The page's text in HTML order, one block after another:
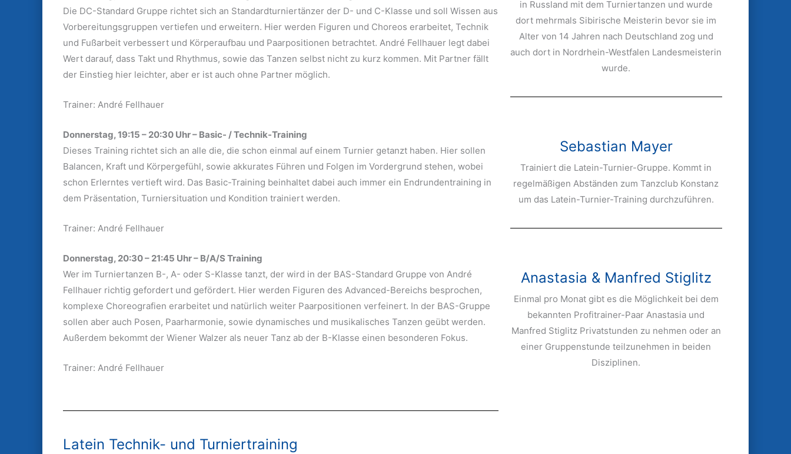
Die DC-Standard Gruppe richtet sich an Standardturniertänzer der D- und C-Klasse und soll Wissen aus
Vorbereitungsgruppen vertiefen und erweitern. Hier werden Figuren und Choreos erarbeitet, Technik
und Fußarbeit verbessert und Körperaufbau und Paarpositionen betrachtet. André Fellhauer legt dabei
Wert darauf, dass Takt und Rhythmus, sowie das Tanzen selbst nicht zu kurz kommen. Mit Partner fällt
der Einstieg hier leichter, aber er ist auch ohne Partner möglich.
Trainer: André Fellhauer
Donnerstag, 19:15 – 20:30 Uhr – Basic- / Technik-Training
Dieses Training richtet sich an alle die, die schon einmal auf einem Turnier getanzt haben. Hier sollen
Balancen, Kraft und Körpergefühl, sowie akkurates Führen und Folgen im Vordergrund stehen, wobei
schon Erlerntes vertieft wird. Das Basic-Training beinhaltet dabei auch immer ein Endrundentraining in
dem Präsentation, Turniersituation und Kondition trainiert werden.
Trainer: André Fellhauer
Donnerstag, 20:30 – 21:45 Uhr – B/A/S Training
Wer im Turniertanzen B-, A- oder S-Klasse tanzt, der wird in der BAS-Standard Gruppe von André
Fellhauer richtig gefordert und gefördert. Hier werden Figuren des Advanced-Bereichs besprochen,
komplexe Choreografien erarbeitet und natürlich weiter Paarpositionen verfeinert. In der BAS-Gruppe
sollen aber auch Posen, Paarharmonie, sowie dynamisches und musikalisches Tanzen geübt werden.
Außerdem bekommt der Wiener Walzer als neuer Tanz ab der B-Klasse einen besonderen Fokus.
Trainer: André Fellhauer
Latein Technik- und Turniertraining
in Russland mit dem Turniertanzen und wurde
dort mehrmals Sibirische Meisterin bevor sie im
Alter von 14 Jahren nach Deutschland zog und
auch dort in Nordrhein-Westfalen Landesmeisterin
wurde.
Sebastian Mayer
Trainiert die Latein-Turnier-Gruppe. Kommt in
regelmäßigen Abständen zum Tanzclub Konstanz
um das Latein-Turnier-Training durchzuführen.
Anastasia & Manfred Stiglitz
Einmal pro Monat gibt es die Möglichkeit bei dem
bekannten Profitrainer-Paar Anastasia und
Manfred Stiglitz Privatstunden zu nehmen oder an
einer Gruppenstunde teilzunehmen in beiden
Disziplinen.